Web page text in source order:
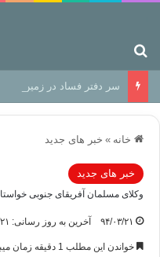
سر دفتر فساد در زمین‌،
خانه » خبر های جدید
خبر های جدید
وکلای مسلمان آفریقای جنوبی
۹۴/۰۳/۲۱ آخرین به روز رسانی: ۹۴/۰۳/۲۱
خواندن این مطلب 1 دقیقه زمان میبرد